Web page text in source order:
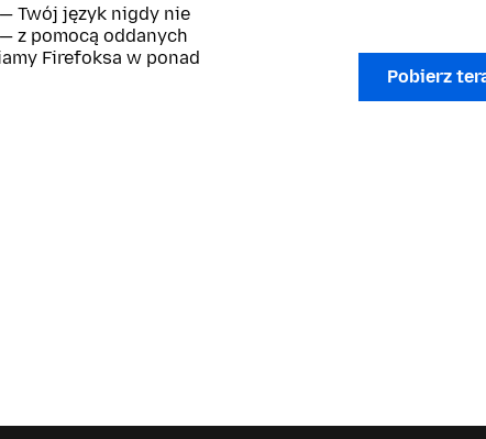
Twój język nigdy nie
z pomocą oddanych
Firefoksa w ponad
Pobierz